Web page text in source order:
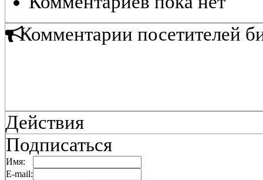
Комментарии посетителей
Действия
Подписаться
Имя:
E-mail: